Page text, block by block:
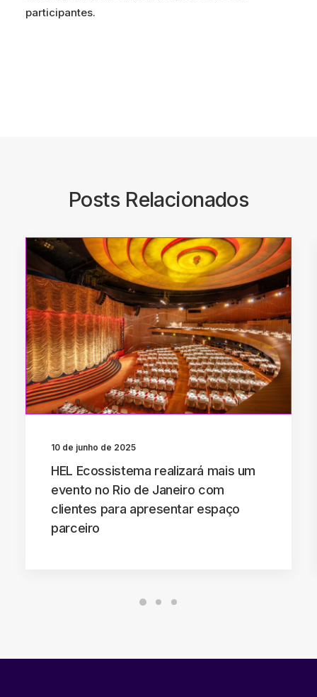
participantes.
Posts Relacionados
10 de junho de 2025
HEL Ecossistema realizará mais um
evento no Rio de Janeiro com
clientes para apresentar espaço
parceiro